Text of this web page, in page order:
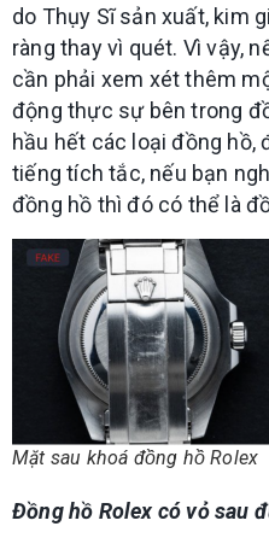
do Thụy Sĩ sản xuất, kim
ràng thay vì quét. Vì vậy,
cần phải xem xét thêm
động thực sự bên trong
hầu hết các loại đồng hồ,
tiếng tích tắc, nếu bạn
đồng hồ thì đó có thể là
Mặt sau khoá đồng hồ Rolex
Đồng hồ Rolex có vỏ sau